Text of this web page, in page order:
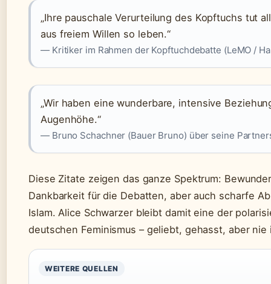
„Ihre pauschale Verurteilung des Kopftuchs tut
aus freiem Willen so leben.“
— Kritiker im Rahmen der Kopftuchdebatte (LeMO /
„Wir haben eine wunderbare, intensive
Augenhöhe.“
— Bruno Schachner (Bauer Bruno) über seine
Diese Zitate zeigen das ganze Spektrum:
Dankbarkeit für die Debatten, aber auch scharfe
Islam. Alice Schwarzer bleibt damit eine der
deutschen Feminismus – geliebt, gehasst, aber
WEITERE QUELLEN